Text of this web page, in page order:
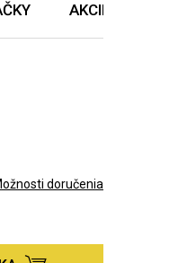
AKCIE A
doručenia